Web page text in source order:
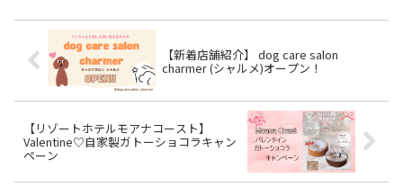
【新着店舗紹介】 dog care salon
charmer (シャルメ)オープン！
【リゾートホテルモアナコースト】
Valentine♡自家製ガトーショコラキャン
ペーン